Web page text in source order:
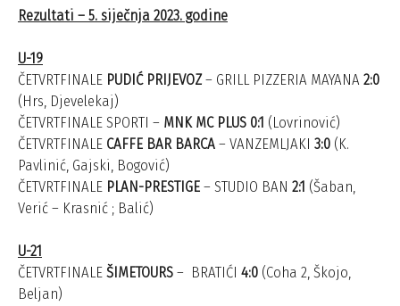
Rezultati – 5. siječnja 2023. godine
U-19
ČETVRTFINALE PUDIĆ PRIJEVOZ– GRILL PIZZERIA MAYANA 2:0
(Hrs, Djevelekaj)
ČETVRTFINALE SPORTI – MNK MC PLUS 0:1 (Lovrinović)
ČETVRTFINALE CAFFE BAR BARCA – VANZEMLJAKI 3:0 (K.
Pavlinić, Gajski, Bogović)
ČETVRTFINALE PLAN-PRESTIGE – STUDIO BAN 2:1 (Šaban,
Verić – Krasnić ; Balić)
U-21
ČETVRTFINALE ŠIMETOURS – BRATIĆI 4:0 (Coha 2, Škojo,
Beljan)